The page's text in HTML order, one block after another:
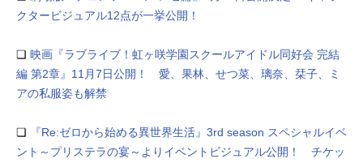
クタービジュアル12点が一挙公開！
❏ 映画『ラブライブ！虹ヶ咲学園スクールアイドル同好会 完結
編 第2章』11月7日公開！ 愛、果林、せつ菜、璃奈、栞子、ミ
アの私服姿も解禁
❏
『Re:ゼロから始める異世界生活』3rd season スペシャルイベ
ント～プリステラの宴～よりイベントビジュアル公開！ チケッ